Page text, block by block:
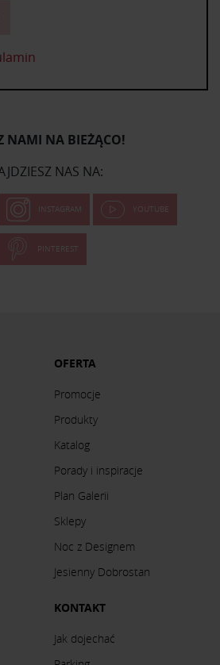
NAMI NA BIEŻĄCO!
NAS NA:
INSTAGRAM YOUTUBE
PINTEREST
OFERTA
Promocje
Produkty
Katalog
Porady i inspiracje
Plan Galerii
Sklepy
Noc z Designem
Jesienny Dobrostan
KONTAKT
Jak dojechać